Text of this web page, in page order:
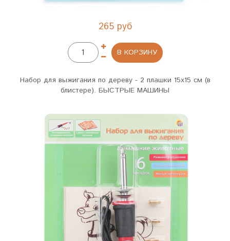
265 руб
В КОРЗИНУ
Набор для выжигания по дереву - 2 плашки 15х15 см (в
блистере). БЫСТРЫЕ МАШИНЫ